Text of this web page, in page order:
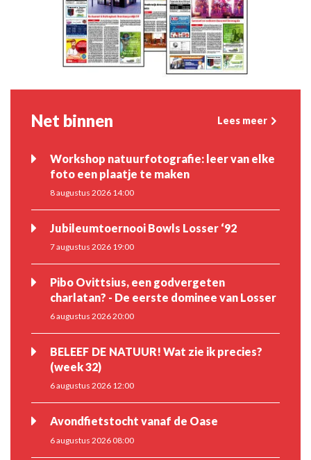
Net binnen Lees meer
Workshop natuurfotografie: leer van elke
foto een plaatje te maken
8 augustus 2026 14:00
Jubileumtoernooi Bowls Losser ‘92
7 augustus 2026 19:00
Pibo Ovittsius, een godvergeten
charlatan? - De eerste dominee van Losser
6 augustus 2026 20:00
BELEEF DE NATUUR! Wat zie ik precies?
(week 32)
6 augustus 2026 12:00
Avondfietstocht vanaf de Oase
6 augustus 2026 08:00